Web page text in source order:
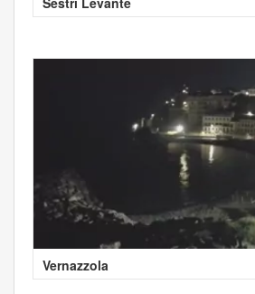
Vernazzola